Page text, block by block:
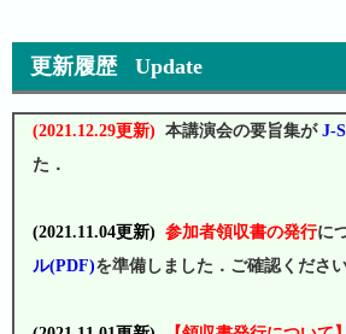
更新履歴 Update